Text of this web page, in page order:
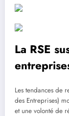
La RSE
Les tendances de
des Entreprises)
et une volonté de